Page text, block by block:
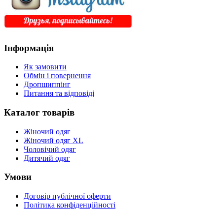
Інформація
Як замовити
Обмін і повернення
Дропшиппінг
Питання та відповіді
Каталог товарів
Жіночий одяг
Жіночий одяг XL
Чоловічий одяг
Дитячий одяг
Умови
Договір публічної оферти
Політика конфіденційності